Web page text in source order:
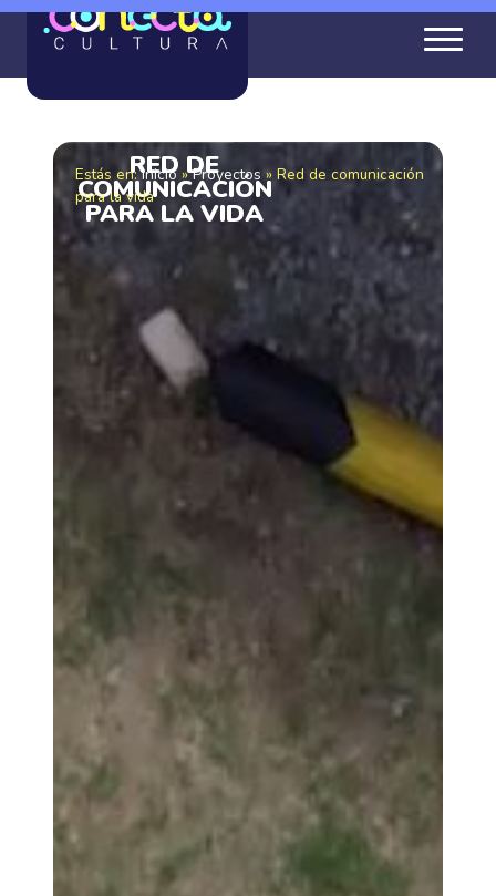
RED DE
COMUNICACIÓN
PARA LA VIDA
Estás en:Inicio»Proyectos » Red de comunicación
para la vida